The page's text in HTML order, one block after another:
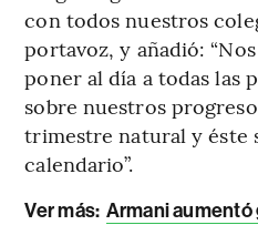
con todos nuestros
portavoz, y añadió:
poner al día a todas las
sobre nuestros
trimestre natural y éste
calendario”.
Ver más: Armani aumentó